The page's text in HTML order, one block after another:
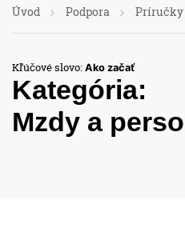
Úvod Podpora Príručky
Kľúčové slovo: Ako začať
Kategória:
Mzdy a